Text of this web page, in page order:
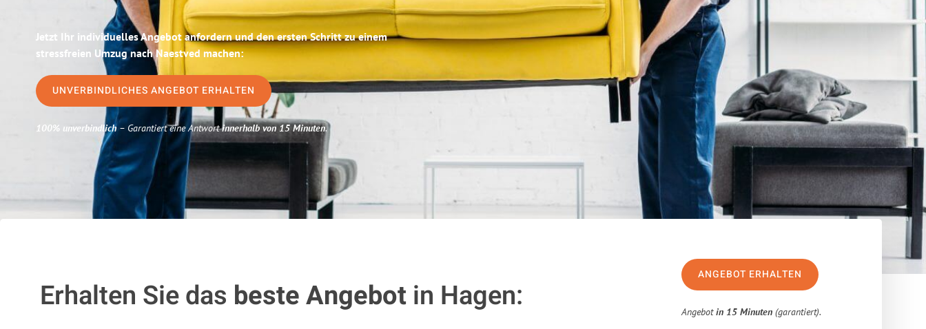
Jetzt Ihr individuelles Angebot anfordern und den ersten Schritt zu einem
stressfreien Umzug nach Naestved machen:
UNVERBINDLICHES ANGEBOT ERHALTEN
100% unverbindlich– Garantiert eine Antwortinnerhalb von 15 Minuten.
Erhalten Sie das beste Angebotin Hagen:
ANGEBOT ERHALTEN
Angebotin 15 Minuten (garantiert).